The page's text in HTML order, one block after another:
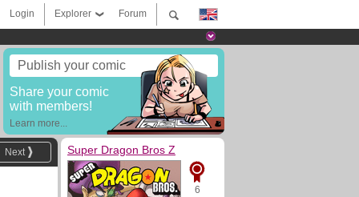
Forum
Explorer
Login
Publish your comic
Share your comic
with members!
Learn more...
Next Super Dragon Bros Z
6